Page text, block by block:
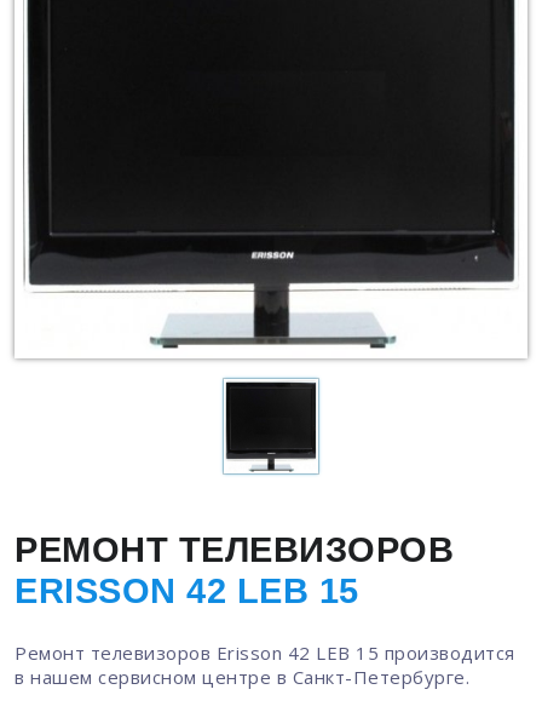
РЕМОНТ ТЕЛЕВИЗОРОВ
ERISSON 42 LEB 15
Ремонт телевизоров Erisson 42 LEB 15 производится
в нашем сервисном центре в Санкт-Петербурге.